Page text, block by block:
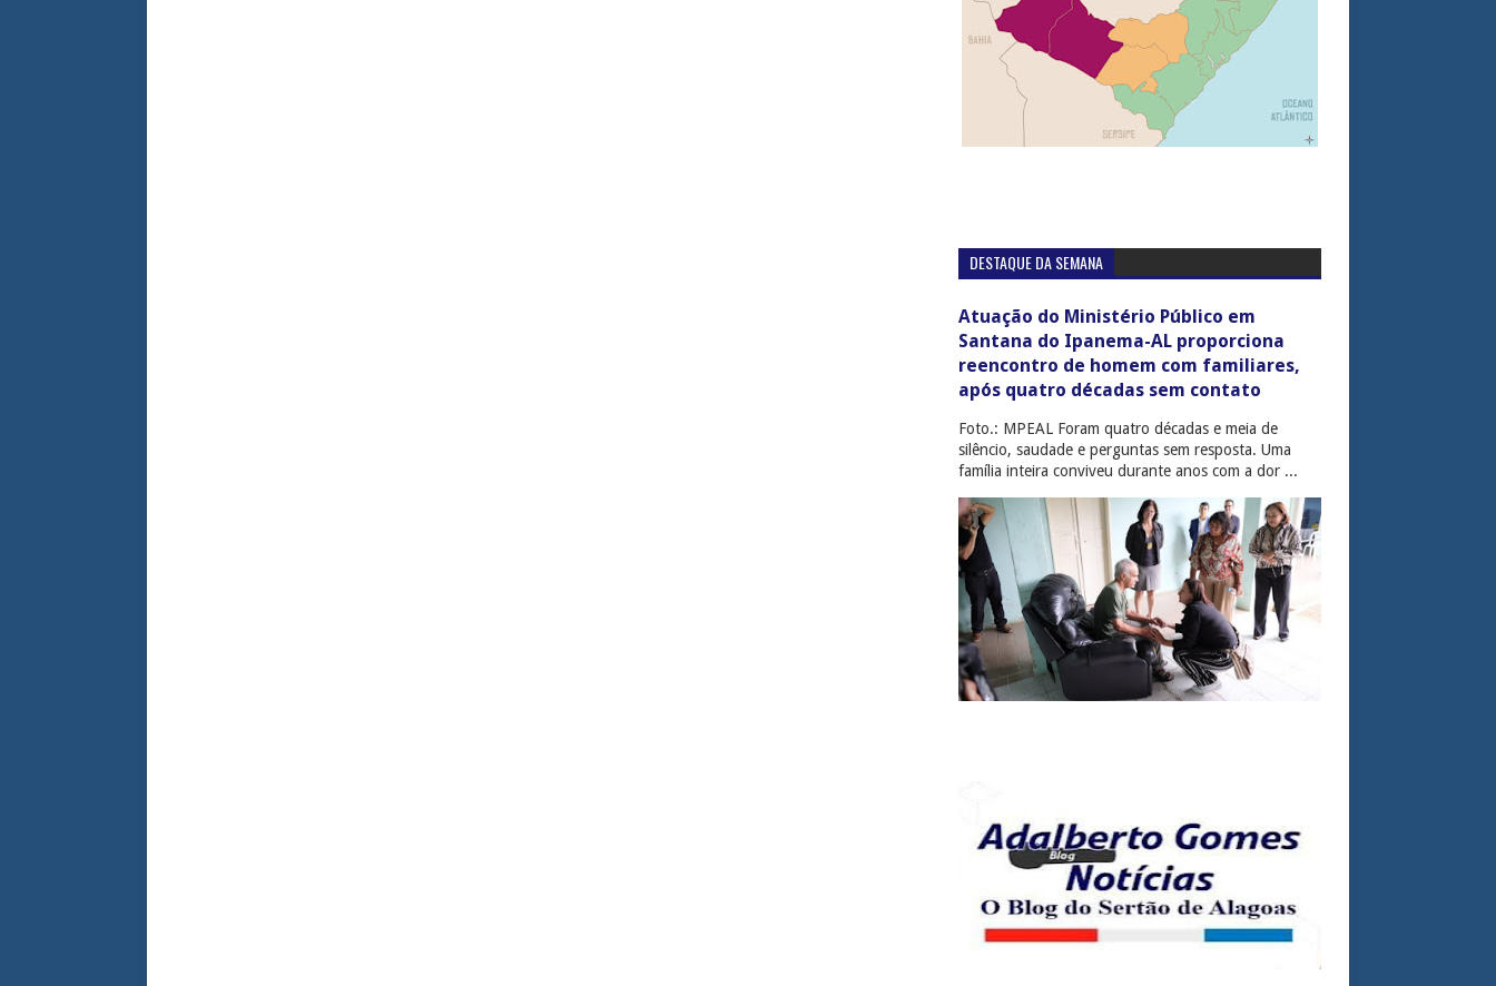
DESTAQUE DA SEMANA
Atuação do Ministério Público em
Santana do Ipanema-AL proporciona
reencontro de homem com familiares,
após quatro décadas sem contato
Foto.: MPEAL Foram quatro décadas e meia de
silêncio, saudade e perguntas sem resposta. Uma
família inteira conviveu durante anos com a dor ...